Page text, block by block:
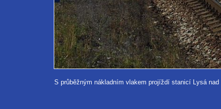
S průběžným nákladním vlakem projíždí stanicí Lysá